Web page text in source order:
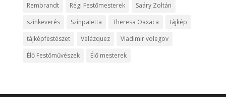
Rembrandt
Régi Festőmesterek
Saáry Zoltán
színkeverés
Színpaletta Theresa Oaxaca
tájkép
tájképfestészet
Velázquez
Vladimir volegov
Élő Festőművészek
Élő mesterek